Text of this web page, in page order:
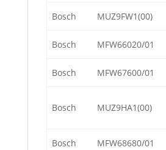
Bosch MUZ9FW1(00)
Bosch MFW66020/01
Bosch MFW67600/01
Bosch MUZ9HA1(00)
Bosch MFW68680/01